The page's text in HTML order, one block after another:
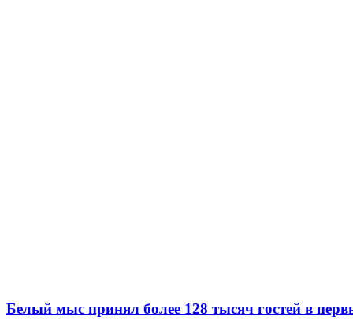
Белый мыс принял более 128 тысяч гостей в